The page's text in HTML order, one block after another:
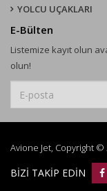
YOLCU UÇAKLARI
E-Bülten
Listemize kayıt olun
olun!
Avione Jet, Copyright ©
BİZİ TAKİP EDİN